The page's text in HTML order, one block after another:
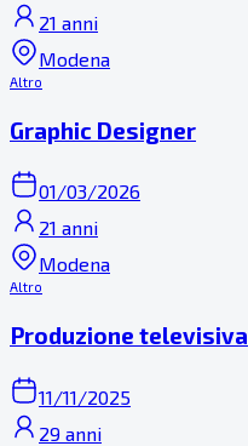
21 anni
Modena
Altro
Graphic Designer
01/03/2026
21 anni
Modena
Altro
Produzione televisiva
11/11/2025
29 anni